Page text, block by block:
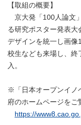
【取組の概要】
京大発「100人論文
る研究ポスター発表
デザインを統一し画像
校生なども来場し、終
入。
※「日本オープンイノ
府のホームページをご
https://